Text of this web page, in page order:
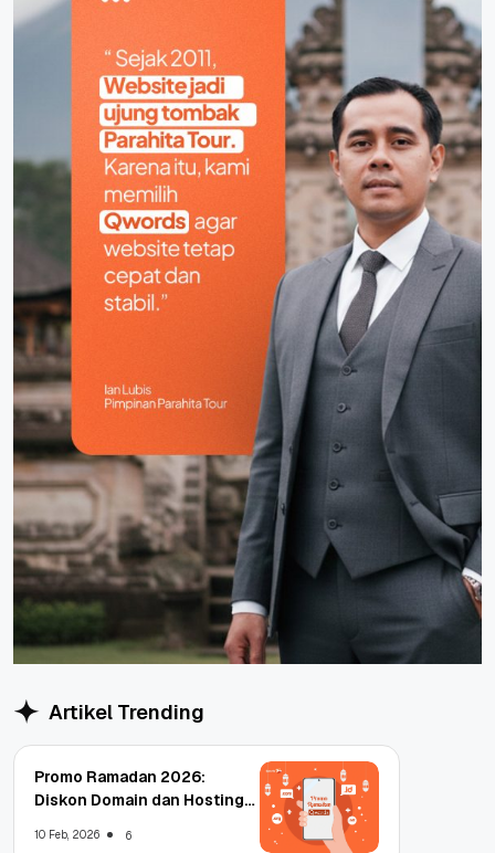
Artikel Trending
Promo Ramadan 2026:
Diskon Domain dan Hosting
10 Feb, 2026 6